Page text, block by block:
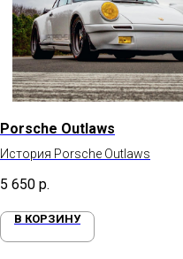
Porsche Outlaws
История Porsche Outlaws
5 650 р.
В КОРЗИНУ